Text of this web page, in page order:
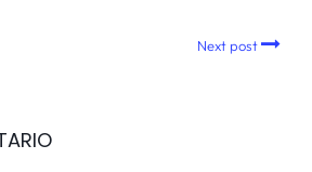
Next post